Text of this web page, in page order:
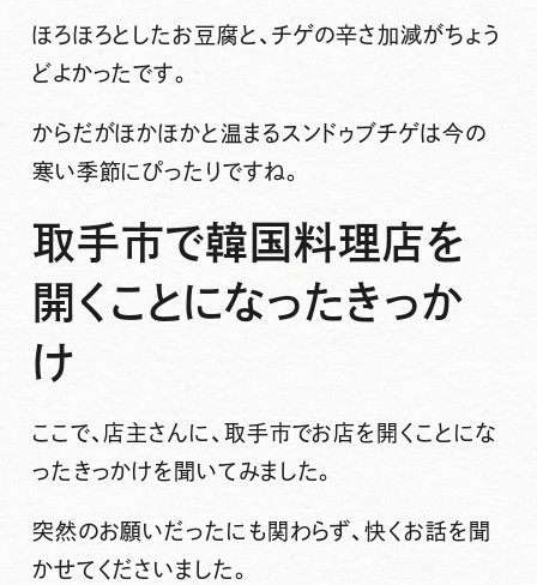
ほろほろとしたお豆腐と、チゲの辛さ加減がちょう
どよかったです。
からだがほかほかと温まるスンドゥブチゲは今の
寒い季節にぴったりですね。
取手市で韓国料理店を
開くことになったきっか
け
ここで、店主さんに、取手市でお店を開くことにな
ったきっかけを聞いてみました。
突然のお願いだったにも関わらず、快くお話を聞
かせてくださいました。